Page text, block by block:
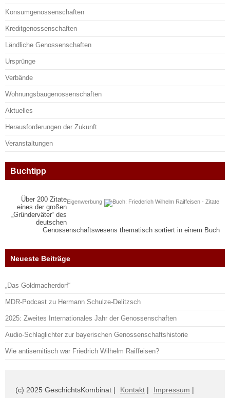
Konsumgenossenschaften
Kreditgenossenschaften
Ländliche Genossenschaften
Ursprünge
Verbände
Wohnungsbaugenossenschaften
Aktuelles
Herausforderungen der Zukunft
Veranstaltungen
Buchtipp
Eigenwerbung
Über 200 Zitate
eines der großen
„Gründerväter“ des
deutschen
Genossenschaftswesens thematisch sortiert in einem Buch
Neueste Beiträge
„Das Goldmacherdorf“
MDR-Podcast zu Hermann Schulze-Delitzsch
2025: Zweites Internationales Jahr der Genossenschaften
Audio-Schlaglichter zur bayerischen Genossenschaftshistorie
Wie antisemitisch war Friedrich Wilhelm Raiffeisen?
(c) 2025 GeschichtsKombinat | Kontakt | Impressum |